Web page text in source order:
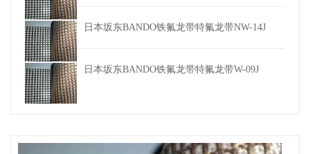
日本坂东BANDO铁氟龙带特氟龙带NW-14J
日本坂东BANDO铁氟龙带特氟龙带W-09J